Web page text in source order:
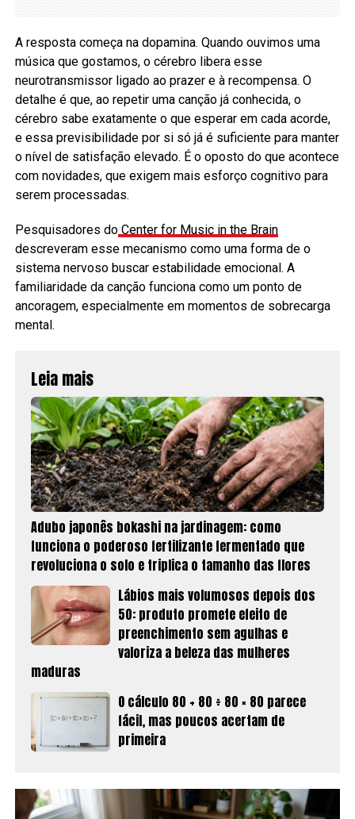
A resposta começa na dopamina. Quando ouvimos uma
música que gostamos, o cérebro libera esse
neurotransmissor ligado ao prazer e à recompensa. O
detalhe é que, ao repetir uma canção já conhecida, o
cérebro sabe exatamente o que esperar em cada acorde,
e essa previsibilidade por si só já é suficiente para manter
o nível de satisfação elevado. É o oposto do que acontece
com novidades, que exigem mais esforço cognitivo para
serem processadas.
Pesquisadores doCenter for Music in the Brain
descreveram esse mecanismo como uma forma de o
sistema nervoso buscar estabilidade emocional. A
familiaridade da canção funciona como um ponto de
ancoragem, especialmente em momentos de sobrecarga
mental.
Leia mais
Adubo japonês bokashi na jardinagem: como
funciona o poderoso fertilizante fermentado que
revoluciona o solo e triplica o tamanho das flores
Lábios mais volumosos depois dos
50: produto promete efeito de
preenchimento sem agulhas e
valoriza a beleza das mulheres
maduras
O cálculo 80 + 80 ÷ 80 × 80 parece
fácil, mas poucos acertam de
primeira